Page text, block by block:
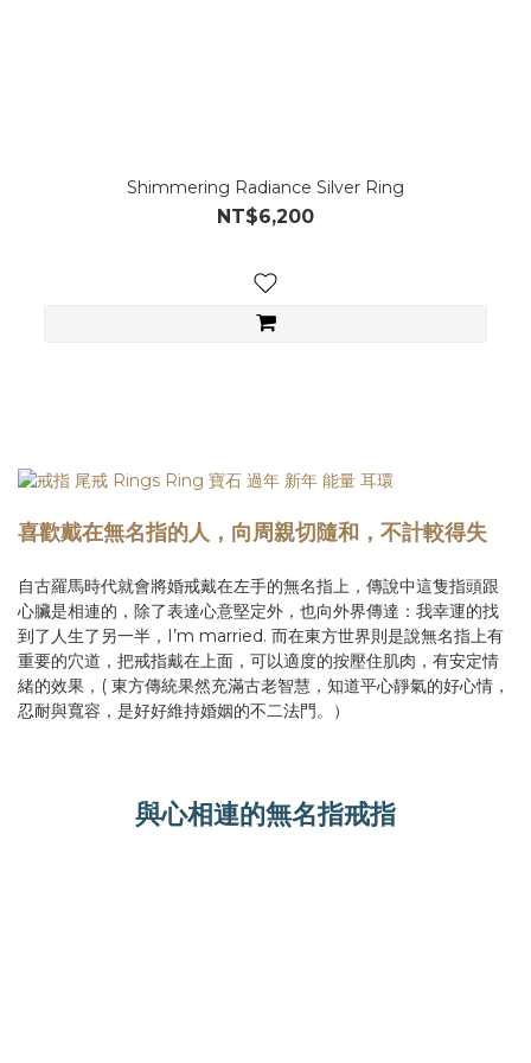
Shimmering Radiance Silver Ring
NT$6,200
喜歡戴在無名指的人，向周親切隨和，不計較得失
自古羅馬時代就會將婚戒戴在左手的無名指上，傳說中這隻指頭跟
心臟是相連的，除了表達心意堅定外，也向外界傳達：我幸運的找
到了人生了另一半，I’m married. 而在東方世界則是說無名指上有
重要的穴道，把戒指戴在上面，可以適度的按壓住肌肉，有安定情
緒的效果，( 東方傳統果然充滿古老智慧，知道平心靜氣的好心情，
忍耐與寬容，是好好維持婚姻的不二法門。）
與心相連的無名指戒指